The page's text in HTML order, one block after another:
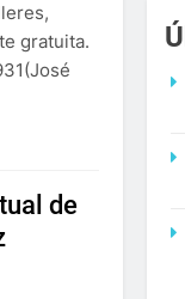
gratuita.
de